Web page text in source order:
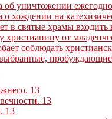
уничтожении
хождении на
в святые храмы входить
христианину от
соблюдать
. 13
. 13
. 13